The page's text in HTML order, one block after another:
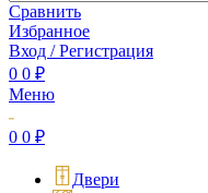
Сравнить
Избранное
Вход / Регистрация
0 0 ₽
Меню
0 0 ₽
Двери